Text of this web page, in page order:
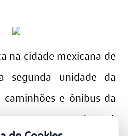
na cidade mexicana de
segunda unidade da
caminhões e ônibus da
no mundo. A